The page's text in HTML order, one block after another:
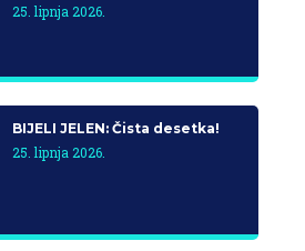
25. lipnja 2026.
BIJELI JELEN: Čista desetka!
25. lipnja 2026.